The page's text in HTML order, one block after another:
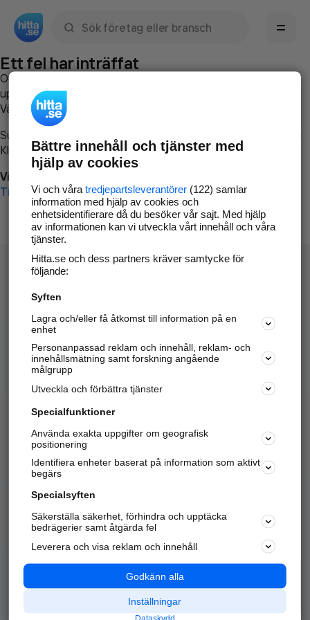
Ett fel har inträffat
Om du vill kan du
uppstod så att vi lättare och snabbare kan avhjälpa det.
Vänligen försök med följande:
Surfa till
Klicka påTillbaka-knappen i webbläsaren och försök igen
Vi beklagar besväret!
Till startsidan
Hitta.se - Gratis nummerupplysning.
Sök företag, personer och platser.
Hitta telefonnummer, adresser, företagsinfo mm.
Marknadsför företaget
Kom igång och annonsera mot
samarbetspartners nära dig.
Alla kategorier
Populära sökningar
API & Kartor
Annonsera
Integritet
Nödnummer
Bättre innehåll och tjänster med
hjälp av cookies
Vi och våra tredjepartsleverantörer(122) samlar
information med hjälp av cookies och
enhetsidentifierare då du besöker vår sajt. Med hjälp
av informationen kan vi utveckla vårt innehåll och våra
tjänster.
Hitta.se och dess partners kräver samtycke för
följande:
Syften
Lagra och/eller få åtkomst till information på en
enhet
Personanpassad reklam och innehåll, reklam- och
innehållsmätning samt forskning angående
målgrupp
Utveckla och förbättra tjänster
Specialfunktioner
Använda exakta uppgifter om geografisk
positionering
Identifiera enheter baserat på information som aktivt
begärs
Specialsyften
Säkerställa säkerhet, förhindra och upptäcka
bedrägerier samt åtgärda fel
Leverera och visa reklam och innehåll
Godkänn alla
Inställningar
Dataskydd